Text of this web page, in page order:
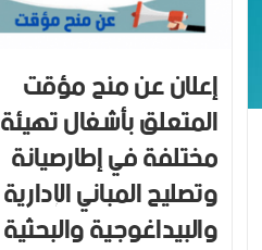
إعلان عن منح مؤقت
المتعلق بأشغال تهيئة
مختلفة في إطارصيانة
وتصليح المباني الإدارية
والبيداغوجية والبحثية